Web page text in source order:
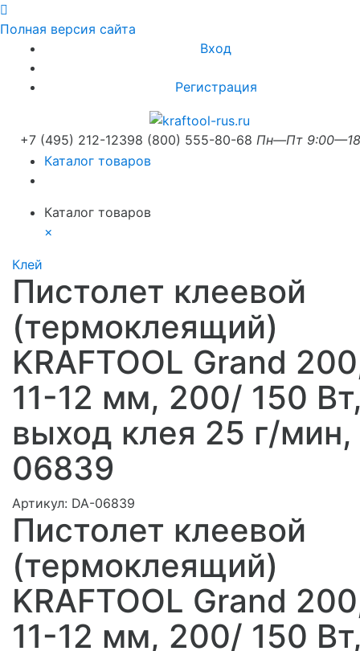
Полная версия сайта
Вход
Регистрация
+7 (495) 212-12398 (800) 555-80-68 Пн—Пт
Каталог товаров
Каталог товаров
×
Клей
Пистолет клеевой
(термоклеящий)
KRAFTOOL Grand
11-12 мм, 200/ 150
выход клея 25 г/мин,
06839
Артикул: DA-06839
Пистолет клеевой
(термоклеящий)
KRAFTOOL Grand
11-12 мм, 200/ 150